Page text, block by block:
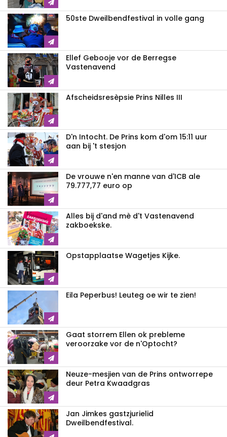
50ste Dweilbendfestival in volle gang
Ellef Gebooje vor de Berregse
Vastenavend
Afscheidsresèpsie Prins Nilles III
D'n Intocht. De Prins kom d'om 15:11 uur
aan bij 't stesjon
De vrouwe n'en manne van d'ICB ale
79.777,77 euro op
Alles bij d'and mè d't Vastenavend
zakboekske.
Opstapplaatse Wagetjes Kijke.
Eila Peperbus! Leuteg oe wir te zien!
Gaat storrem Ellen ok prebleme
veroorzake vor de n'Optocht?
Neuze-mesjien van de Prins ontworrepe
deur Petra Kwaadgras
Jan Jimkes gastzjurielid
Dweilbendfestival.